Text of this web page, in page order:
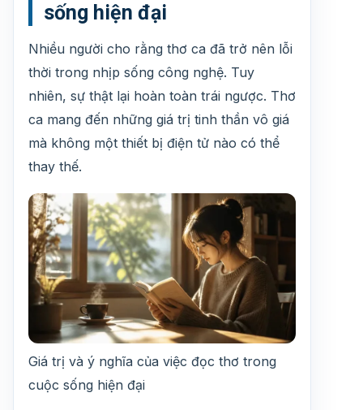
sống hiện đại
Nhiều người cho rằng thơ ca đã trở nên lỗi
thời trong nhịp sống công nghệ. Tuy
nhiên, sự thật lại hoàn toàn trái ngược. Thơ
ca mang đến những giá trị tinh thần vô giá
mà không một thiết bị điện tử nào có thể
thay thế.
Giá trị và ý nghĩa của việc đọc thơ trong
cuộc sống hiện đại